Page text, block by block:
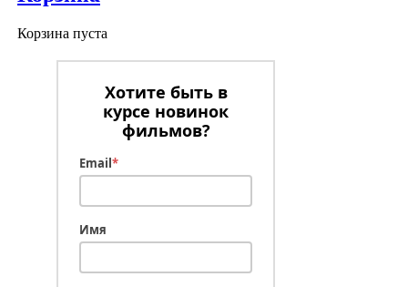
Корзина пуста
Хотите быть в
курсе новинок
фильмов?
Email*
Имя